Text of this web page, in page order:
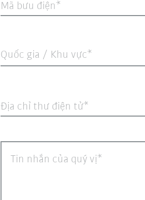
Mã bưu điện
Quốc gia / Khu vực*
Địa chỉ thư điện tử
Tin nhắn của quý vị